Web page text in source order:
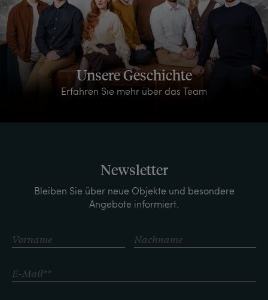
Unsere Geschichte
Erfahren Sie mehr über das Team
Newsletter
Bleiben Sie über neue Objekte und besondere
Angebote informiert.